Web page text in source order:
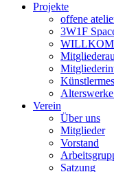
Projekte
offene
3W1F
Verein
Über uns
Mitglieder
Vorstand
Satzung